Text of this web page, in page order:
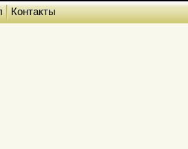
Контакты